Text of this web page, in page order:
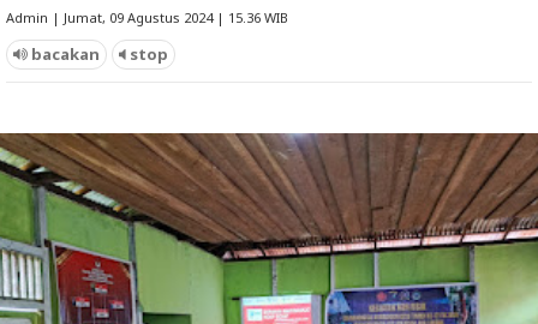
Admin | Jumat, 09 Agustus 2024 | 15.36 WIB
bacakan stop